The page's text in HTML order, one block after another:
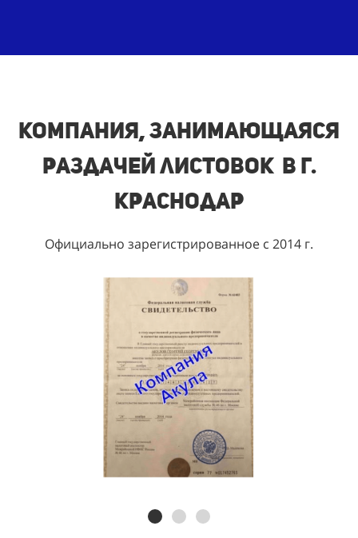
Компания, занимающаяся
раздачей листовок в г.
Краснодар
Официально зарегистрированное с 2014 г.